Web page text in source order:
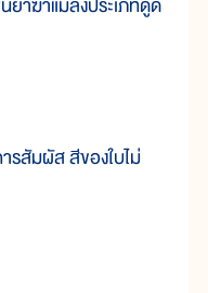
รสัมผัส สีของใบไม่